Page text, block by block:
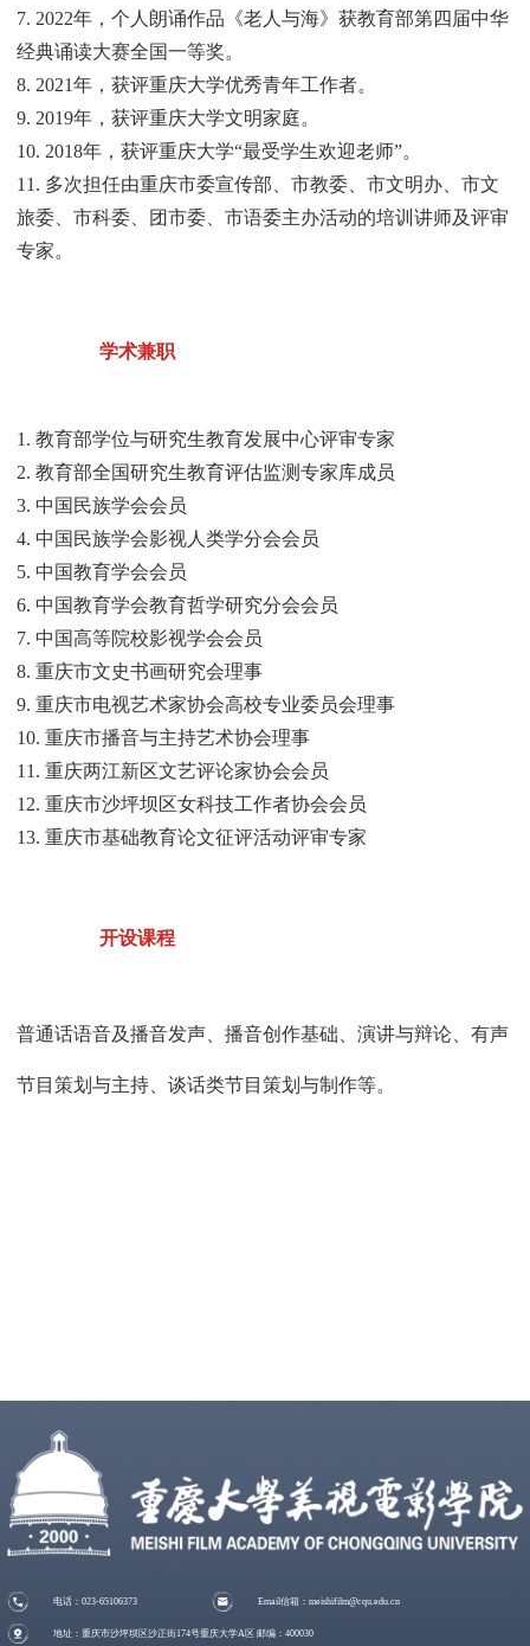
7. 2022年，个人朗诵作品《老人与海》获教育部第四届中华
经典诵读大赛全国一等奖。
8. 2021年，获评重庆大学优秀青年工作者。
9. 2019年，获评重庆大学文明家庭。
10. 2018年，获评重庆大学“最受学生欢迎老师”。
11. 多次担任由重庆市委宣传部、市教委、市文明办、市文
旅委、市科委、团市委、市语委主办活动的培训讲师及评审
专家。
学术兼职
1. 教育部学位与研究生教育发展中心评审专家
2. 教育部全国研究生教育评估监测专家库成员
3. 中国民族学会会员
4. 中国民族学会影视人类学分会会员
5. 中国教育学会会员
6. 中国教育学会教育哲学研究分会会员
7. 中国高等院校影视学会会员
8. 重庆市文史书画研究会理事
9. 重庆市电视艺术家协会高校专业委员会理事
10. 重庆市播音与主持艺术协会理事
11. 重庆两江新区文艺评论家协会会员
12. 重庆市沙坪坝区女科技工作者协会会员
13. 重庆市基础教育论文征评活动评审专家
开设课程
普通话语音及播音发声、播音创作基础、演讲与辩论、有声
节目策划与主持、谈话类节目策划与制作等。
电话：023-65106373 Email信箱：meishifilm@cqu.edu.cn
地址：重庆市沙坪坝区沙正街174号重庆大学A区 邮编：400030